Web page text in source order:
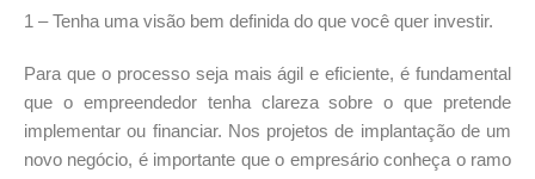
1 – Tenha uma visão bem definida do que você quer investir.
Para que o processo seja mais ágil e eficiente, é fundamental
que o empreendedor tenha clareza sobre o que pretende
implementar ou financiar. Nos projetos de implantação de um
novo negócio, é importante que o empresário conheça o ramo